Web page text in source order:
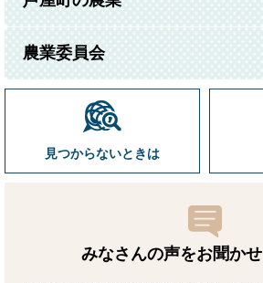
農業委員会
見つからないときは
みなさんの声をお聞かせ